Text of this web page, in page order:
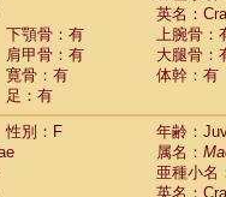
Cercopithecus mitis
Cercopithecus mitis
Cercopithecus mitis
Cercopithecus mona
Cercopithecus
Cercopithecus
Cercopithecus
Cercopithecusspp.(0)
Chlorocebus
英名：
下顎骨：有
上腕骨：
肩甲骨：有
大腿骨：
寛骨：有
体幹：有
足：有
性別：F
年齢：
属名：
亜種小名
英名：